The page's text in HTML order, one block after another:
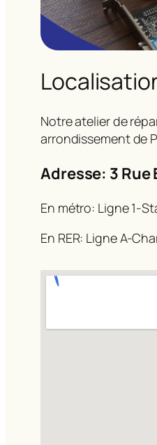
Notre atelier de
arrondissement de
Adresse: 3 Rue
En métro: Ligne 1-
En RER: Ligne A-